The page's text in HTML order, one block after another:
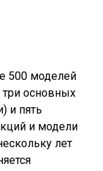
500 моделей
основных
и пять
и модели
лет